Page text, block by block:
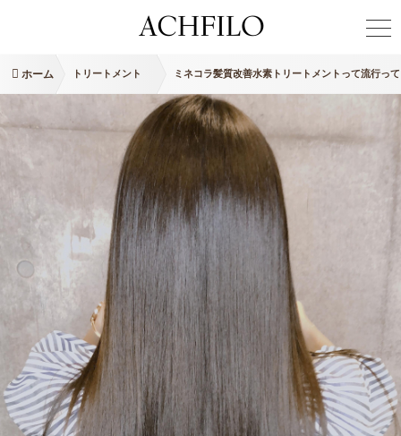
ホーム トリートメント ミネコラ髪質改善水素トリートメントって流行っ